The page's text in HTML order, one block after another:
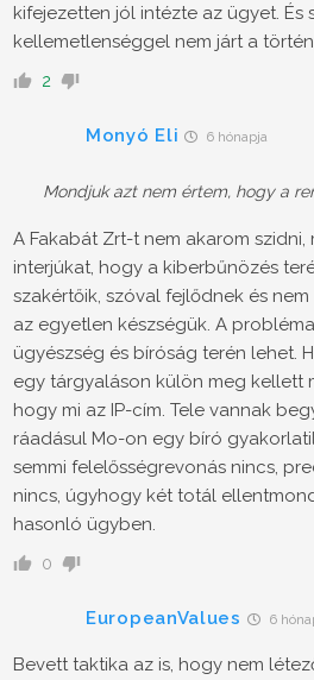
kifejezetten jól intézte az ügyet. És
kellemetlenséggel nem járt a
2
Monyó Eli 6 hónapja
Mondjuk azt nem értem, hogy a
A Fakabát Zrt-t nem akarom
interjúkat, hogy a kiberbűnözés
szakértőik, szóval fejlődnek és
az egyetlen készségük. A
ügyészség és bíróság terén lehet.
egy tárgyaláson külön meg kellett
hogy mi az IP-cím. Tele vannak
ráadásul Mo-on egy bíró
semmi felelősségrevonás nincs,
nincs, úgyhogy két totál
hasonló ügyben.
0
EuropeanValues 6
Bevett taktika az is, hogy nem